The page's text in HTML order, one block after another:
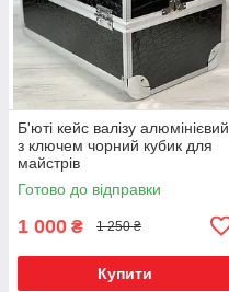
Б'юті кейс валізу алюмінієвий
з ключем чорний кубик для
майстрів
Готово до відправки
1 000 ₴ 1 250 ₴
Купити